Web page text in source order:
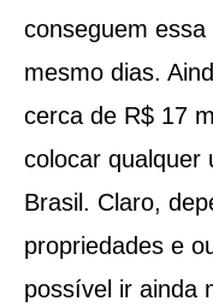
conseguem
mesmo dias.
cerca de R$ 17
colocar qualquer
Brasil. Claro,
propriedades e
possível ir ainda